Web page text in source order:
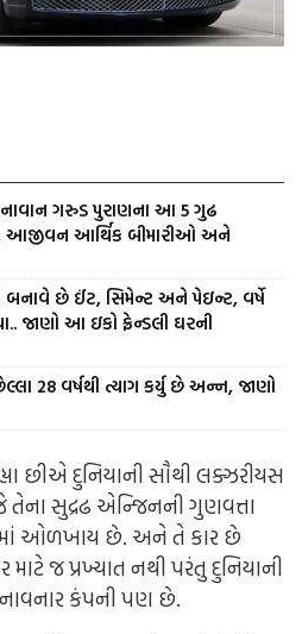
ગરુડ પુરાણના આ 5 ગુઢ
આજીવન આર્થિક બીમારીઓ અને
બનાવે છે ઈંટ, સિમેન્ટ અને પેઇન્ટ, વર્ષે
જાણો આ ઇકો ફ્રેન્ડલી ઘરની
28 વર્ષથી ત્યાગ કર્યુ છે અન્ન, જાણો
છીએદુનિયાનીસૌથીલક્ઝરીયસ
તેનાસુદ્રઢ એન્જિનનીગુણવત્તા
ઓળખાય છે. અનેતે કાર છે
માટેજપ્રખ્યાતનથીપરંતુદુનિયાની
કંપનીપણ છે.